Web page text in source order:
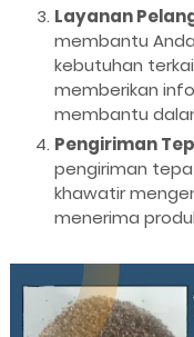
Layanan
membantu
kebutuhan
memberikan
membantu
Pengiriman
pengiriman
khawatir
menerima